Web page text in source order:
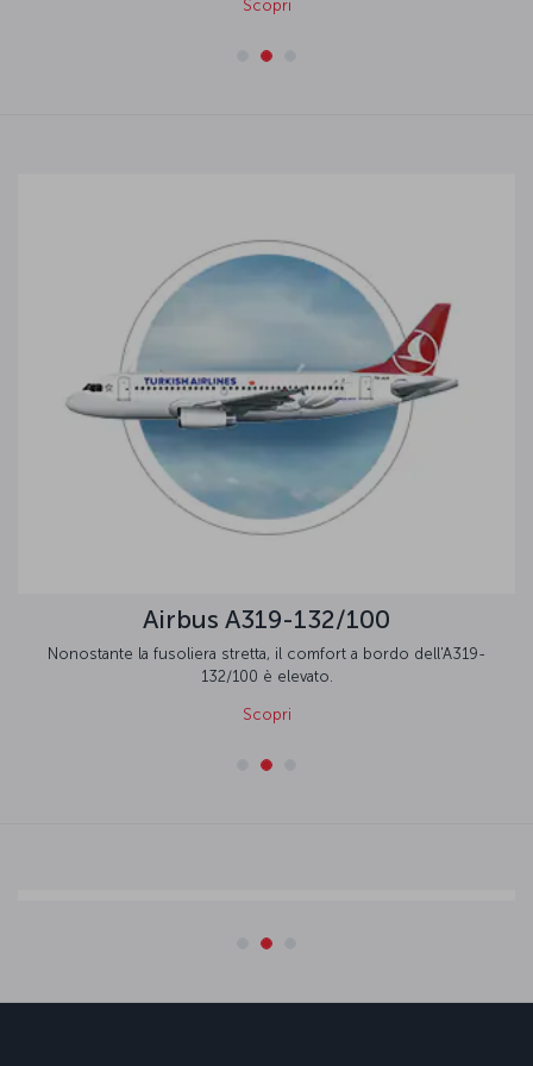
Scopri
Airbus A319-132/100
Nonostante la fusoliera stretta, il comfort a bordo dell'A319-
132/100 è elevato.
Scopri